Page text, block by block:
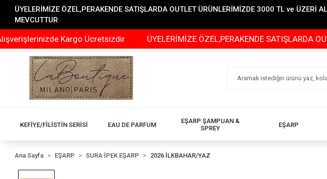
ÜYELERİMİZE ÖZEL,PERAKENDE SATIŞLARDA OUTLET ÜRÜNLERİMİZDE 3000 TL ve
MEVCUTTUR
Kargo Ücretsizdir ÜYELERİMİZE ÖZEL,PERAKENDE SATIŞLARDA OUTLET
KEFİYE/FİLİSTİN SERİSİ EAU DE PARFUM
EŞARP ŞAMPUAN &
SPREY
EŞARP
Ana Sayfa EŞARP SURA İPEK EŞARP 2026 İLKBAHAR/YAZ